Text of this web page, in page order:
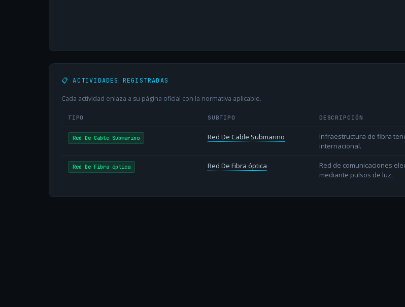
📋 ACTIVIDADES REGISTRADAS
Cada actividad enlaza a su página oficial con la normativa aplicable.
TIPO SUBTIPO DESCRIPCIÓN
Red De Cable Submarino Red De Cable Submarino
Infraestructura de fibra
internacional.
Red De Fibra óptica Red De Fibra óptica
Red de comunicaciones
mediante pulsos de luz.